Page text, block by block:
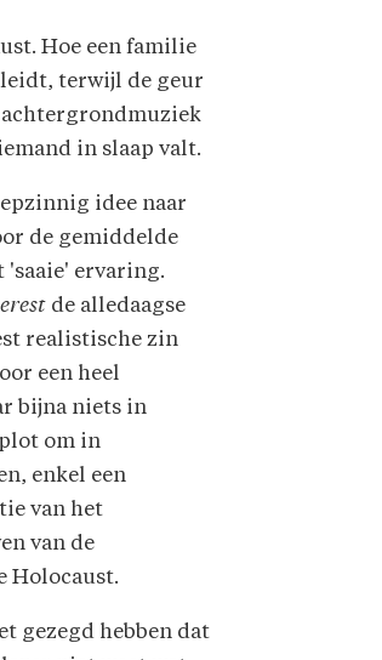
Hoe een familie
leidt, terwijl de geur
achtergrondmuziek
in slaap valt.
idee naar
de gemiddelde
'saaie' ervaring.
de alledaagse
realistische zin
een heel
bijna niets in
om in
enkel een
van het
van de
Holocaust.
gezegd hebben dat